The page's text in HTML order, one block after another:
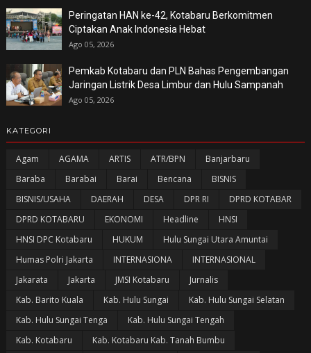
Peringatan HAN ke-42, Kotabaru Berkomitmen
Ciptakan Anak Indonesia Hebat
Ago 05, 2026
Pemkab Kotabaru dan PLN Bahas Pengembangan
Jaringan Listrik Desa Limbur dan Hulu Sampanah
Ago 05, 2026
KATEGORI
Agam AGAMA ARTIS ATR/BPN
Banjarbaru
Baraba
Barabai Barai Bencana
BISNIS
BISNIS/USAHA
DAERAH DESA DPR RI
DPRD KOTABAR
DPRD KOTABARU
EKONOMI Headline
HNSI
HNSI DPC Kotabaru
HUKUM
Hulu Sungai Utara Amuntai
Humas Polri Jakarta
INTERNASIONA
INTERNASIONAL
Jakarata
Jakarta JMSI Kotabaru
Jurnalis
Kab. Barito Kuala
Kab. Hulu Sungai
Kab. Hulu Sungai Selatan
Kab. Hulu Sungai Tenga
Kab. Hulu Sungai Tengah
Kab. Kotabaru
Kab. Kotabaru Kab. Tanah Bumbu